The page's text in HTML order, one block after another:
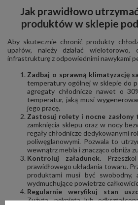
Jak prawidłowo
produktów w sklepie
Aby skutecznie chronić produkty
upałów, należy działać wielotorowo,
infrastrukturę z odpowiednimi nawykami
Zadbaj o sprawną klimatyzację
temperatury ogólnej w sklepie do
agregaty chłodnicze nawet o
temperatur, jaką musi
jego pracę.
Zastosuj rolety i nocne zasłony
zamknięcia sklepu oraz w nocy
regały chłodnicze dedykowanymi
poliwęglanowymi. Pozwala to
wewnątrz mebla i znacząco obniża
Kontroluj załadunek.
prawidłowego układania towaru.
produktami musi być swobodny,
wydmuchujące powietrze
Regularnie weryfikuj stan
Zużyta, pęknięta lub